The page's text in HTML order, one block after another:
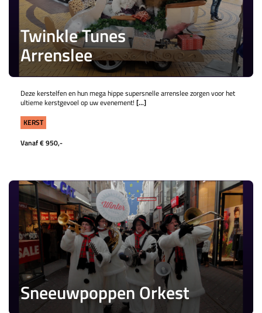
Twinkle Tunes
Arrenslee
Deze kerstelfen en hun mega hippe supersnelle arrenslee zorgen voor het
ultieme kerstgevoel op uw evenement! [...]
KERST
Vanaf € 950,-
Sneeuwpoppen Orkest